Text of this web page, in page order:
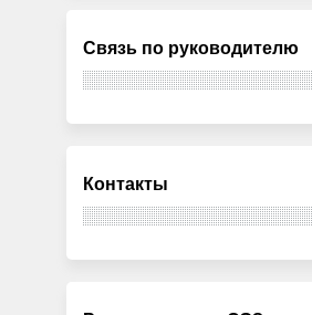
Связь по руководителю
Контакты